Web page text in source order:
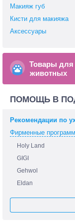
Макияж губ
Кисти для макияжа
Аксессуары
Товары для
животных
ПОМОЩЬ В
Рекомендации по
Фирменные
Holy Land
GIGI
Gehwol
Eldan